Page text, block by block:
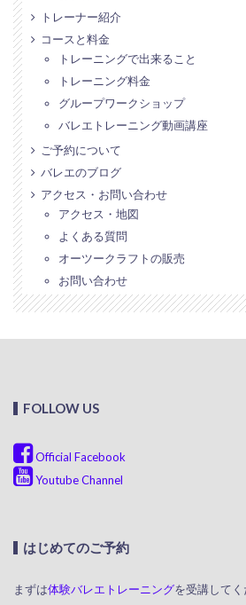
トレーナー紹介
コースと料金
トレーニングで出来ること
トレーニング料金
グループワークショップ
バレエトレーニング動画講座
ご予約について
バレエのブログ
アクセス・お問い合わせ
アクセス・地図
よくある質問
オーツークラフトの販売
お問い合わせ
FOLLOW US
Official Facebook
Youtube Channel
はじめてのご予約
まずは体験バレエトレーニングを受講してく